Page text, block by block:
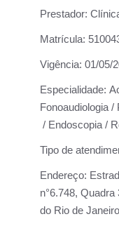
Prestador:
Matrícula:
Vigência: 01/05/
Especialidade:
Fonoaudiologia
/ Endoscopia /
Tipo de
Endereço:
n°6.748,
do Rio de